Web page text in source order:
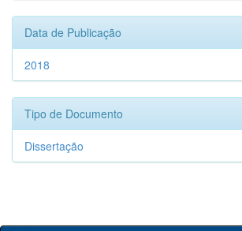
Data de Publicação
2018
Tipo de Documento
Dissertação